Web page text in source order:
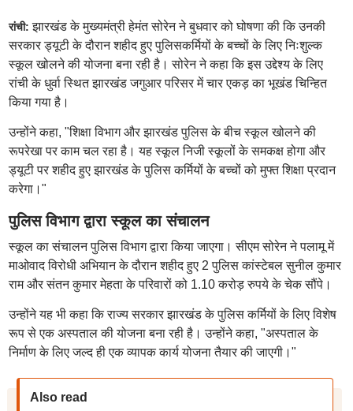
रांची:झारखंड के मुख्यमंत्री हेमंत सोरेन ने बुधवार को घोषणा की कि उनकी
सरकार ड्यूटी के दौरान शहीद हुए पुलिसकर्मियों के बच्चों के लिए निःशुल्क
स्कूल खोलने की योजना बना रही है। सोरेन ने कहा कि इस उद्देश्य के लिए
रांची के धुर्वा स्थित झारखंड जगुआर परिसर में चार एकड़ का भूखंड चिन्हित
किया गया है।
उन्होंने कहा, "शिक्षा विभाग और झारखंड पुलिस के बीच स्कूल खोलने की
रूपरेखा पर काम चल रहा है। यह स्कूल निजी स्कूलों के समकक्ष होगा और
ड्यूटी पर शहीद हुए झारखंड के पुलिस कर्मियों के बच्चों को मुफ्त शिक्षा प्रदान
करेगा।"
पुलिस विभाग द्वारा स्कूल का संचालन
स्कूल का संचालन पुलिस विभाग द्वारा किया जाएगा। सीएम सोरेन ने पलामू में
माओवाद विरोधी अभियान के दौरान शहीद हुए 2 पुलिस कांस्टेबल सुनील कुमार
राम और संतन कुमार मेहता के परिवारों को 1.10 करोड़ रुपये के चेक सौंपे।
उन्होंने यह भी कहा कि राज्य सरकार झारखंड के पुलिस कर्मियों के लिए विशेष
रूप से एक अस्पताल की योजना बना रही है। उन्होंने कहा, "अस्पताल के
निर्माण के लिए जल्द ही एक व्यापक कार्य योजना तैयार की जाएगी।"
Also read